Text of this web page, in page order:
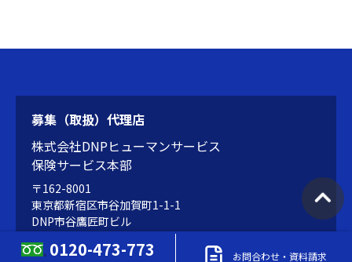
0120-473-773 お問合わせ・資料請求
募集（取扱）代理店
株式会社DNPヒューマンサービス
保険サービス本部
〒162-8001
東京都新宿区市谷加賀町1-1-1
DNP市谷鷹匠町ビル